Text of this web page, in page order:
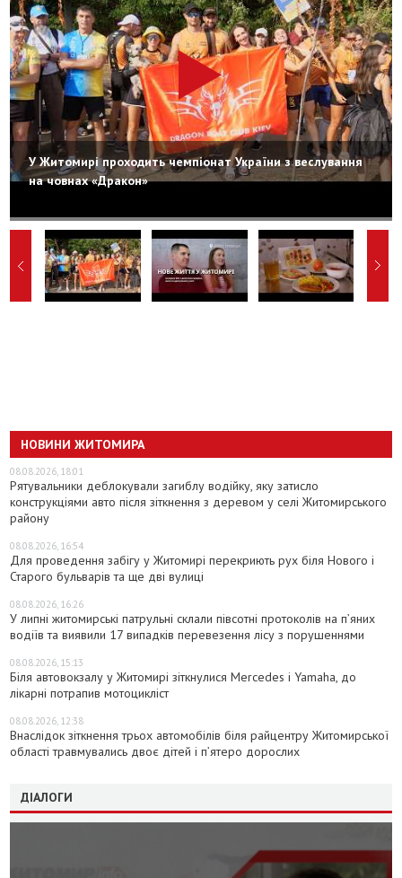
У Житомирі проходить чемпіонат України з веслування
на човнах «Дракон»
НОВИНИ ЖИТОМИРА
08.08.2026, 18:01
Рятувальники деблокували загиблу водійку, яку затисло
конструкціями авто після зіткнення з деревом у селі Житомирського
району
08.08.2026, 16:54
Для проведення забігу у Житомирі перекриють рух біля Нового і
Старого бульварів та ще дві вулиці
08.08.2026, 16:26
У липні житомирські патрульні склали півсотні протоколів на пʼяних
водіїв та виявили 17 випадків перевезення лісу з порушеннями
08.08.2026, 15:13
Біля автовокзалу у Житомирі зіткнулися Mercedes і Yamaha, до
лікарні потрапив мотоцикліст
08.08.2026, 12:38
Внаслідок зіткнення трьох автомобілів біля райцентру Житомирської
області травмувались двоє дітей і пʼятеро дорослих
ДІАЛОГИ